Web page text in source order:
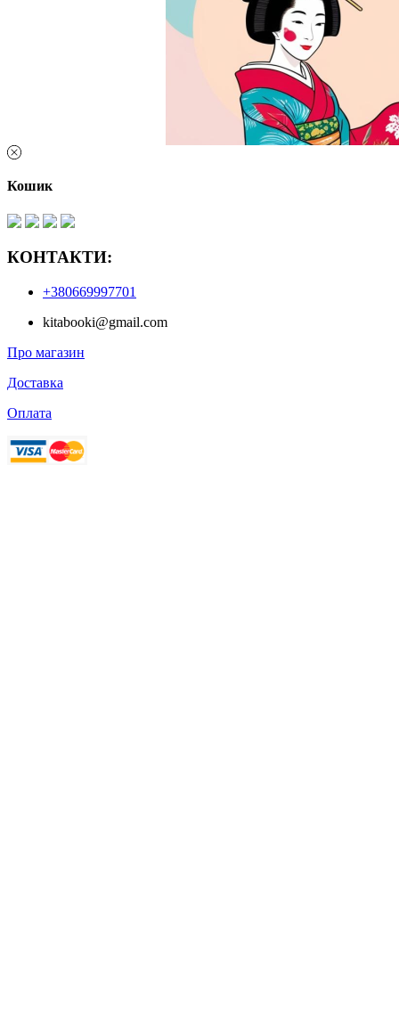
Кошик
КОНТАКТИ:
+380669997701
kitabooki@gmail.com
Про магазин
Доставка
Оплата